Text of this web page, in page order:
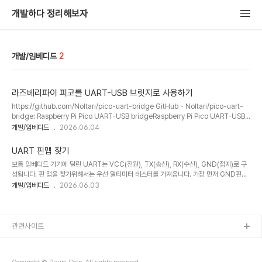
개발하다 정리해보자
개발/임베디드 2
라즈베리파이 피코를 UART-USB 브릿지로 사용하기
https://github.com/Noltari/pico-uart-bridge GitHub - Noltari/pico-uart-
bridge: Raspberry Pi Pico UART-USB bridgeRaspberry Pi Pico UART-USB
bridge. Contribute to Noltari/pico-uart-bridge development by creating
으로 USB 브릿지를 사용하는 것이 있다.근데 보통 전용 하드웨어를 구입해야 하는 경우가
있는데 가지고 있는 라즈베리파이피코가 있으면 위의 저장소의 펌웨어를 설치하면 USB브
릿지로 사용할 수 있다. 우선 가지고 있는 라즈베피라이 피코의..
개발/임베디드 2026.06.04
UART 핀맵 찾기
보통 임베디드 기기에 달린 UART는 VCC(전원), TX(송신), RX(수신), GND(접지)로 구
성됩니다. 핀 맵을 찾기위해서는 우선 멀티미터 테스터를 가져옵니다. 가장 먼저 GND핀을
먼저 찾아야합니다.멀티미터를 통전 확인 모드로 놓고, 보드의 전원이 들어오는 쪽에 있는
있습니다.그 핀이 VCC입니다. TX, RX는 거꾸로 연결해도 큰 문제가 발생하지 않기 때문에
개발/임베디드 2026.06.03
관련사이트